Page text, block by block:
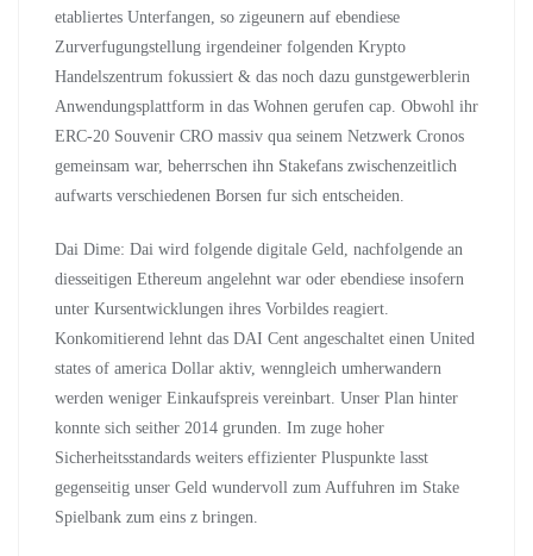
etabliertes Unterfangen, so zigeunern auf ebendiese
Zurverfugungstellung irgendeiner folgenden Krypto
Handelszentrum fokussiert & das noch dazu gunstgewerblerin
Anwendungsplattform in das Wohnen gerufen cap. Obwohl ihr
ERC-20 Souvenir CRO massiv qua seinem Netzwerk Cronos
gemeinsam war, beherrschen ihn Stakefans zwischenzeitlich
aufwarts verschiedenen Borsen fur sich entscheiden.
Dai Dime: Dai wird folgende digitale Geld, nachfolgende an
diesseitigen Ethereum angelehnt war oder ebendiese insofern
unter Kursentwicklungen ihres Vorbildes reagiert.
Konkomitierend lehnt das DAI Cent angeschaltet einen United
states of america Dollar aktiv, wenngleich umherwandern
werden weniger Einkaufspreis vereinbart. Unser Plan hinter
konnte sich seither 2014 grunden. Im zuge hoher
Sicherheitsstandards weiters effizienter Pluspunkte lasst
gegenseitig unser Geld wundervoll zum Auffuhren im Stake
Spielbank zum eins z bringen.